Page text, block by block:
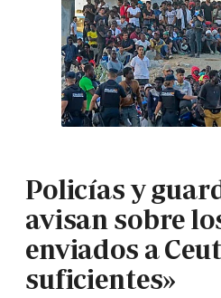
Policías y
avisan sobre
enviados a
suficientes»